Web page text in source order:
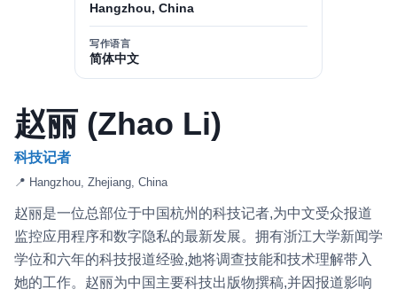
Hangzhou, China
写作语言
简体中文
赵丽 (Zhao Li)
科技记者
📍 Hangzhou, Zhejiang, China
赵丽是一位总部位于中国杭州的科技记者,为中文受众报道
监控应用程序和数字隐私的最新发展。拥有浙江大学新闻学
学位和六年的科技报道经验,她将调查技能和技术理解带入
她的工作。赵丽为中国主要科技出版物撰稿,并因报道影响